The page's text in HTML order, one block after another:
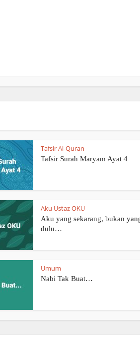
Tafsir Al-Quran
Tafsir Surah Maryam Ayat 4
Aku Ustaz OKU
Aku yang sekarang, bukan
dulu…
Umum
Nabi Tak Buat…